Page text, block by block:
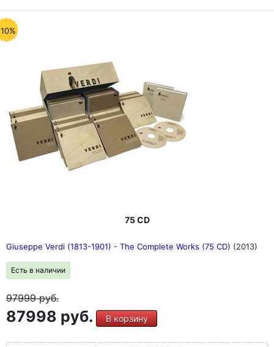
75 CD
Giuseppe Verdi (1813-1901) - The Complete Works (75 CD) (2013)
Есть в наличии
97999руб.
87998 руб. В корзину